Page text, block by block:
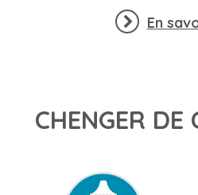
En
CHENGER DE